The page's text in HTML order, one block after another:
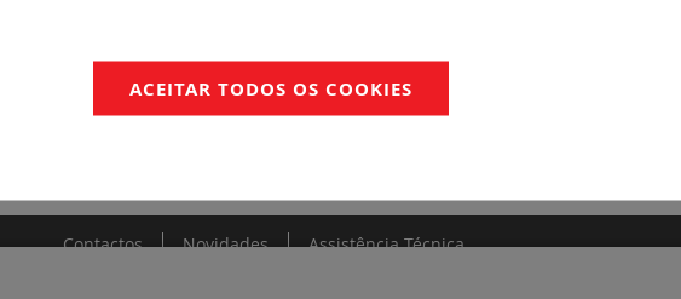
Contactos Novidades Assistência Técnica
ACEITAR TODOS OS COOKIES